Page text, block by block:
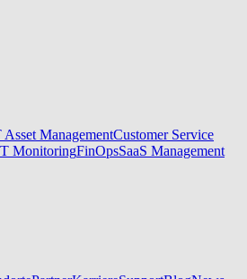
Asset ManagementCustomer Service
MonitoringFinOpsSaaS Management